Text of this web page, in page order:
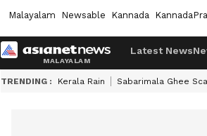
Malayalam Newsable Kannada
Latest News
TRENDING : Kerala Rain Sabarimala Ghee